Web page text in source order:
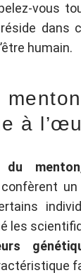
vous
dans
humain.
à
menton
les